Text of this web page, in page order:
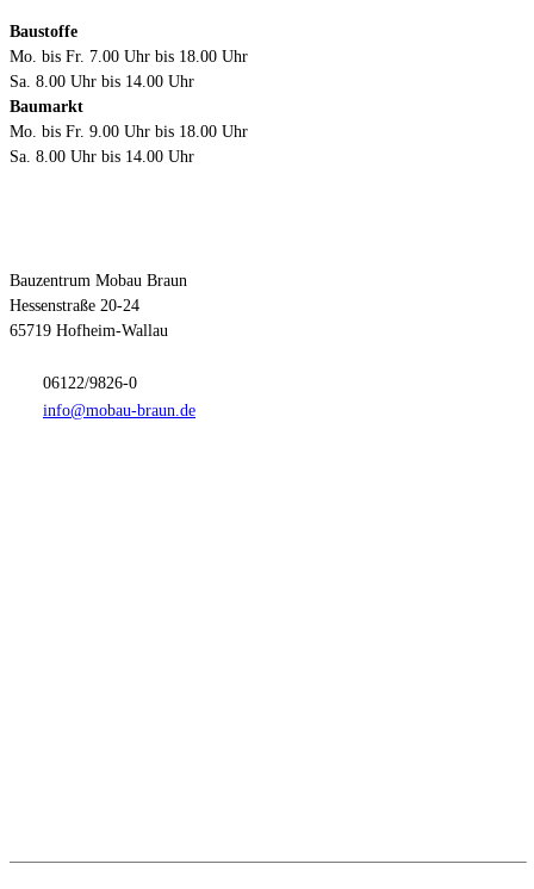
Baustoffe
Mo. bis Fr. 7.00 Uhr bis 18.00 Uhr
Sa. 8.00 Uhr bis 14.00 Uhr
Baumarkt
Mo. bis Fr. 9.00 Uhr bis 18.00 Uhr
Sa. 8.00 Uhr bis 14.00 Uhr
Bauzentrum Mobau Braun
Hessenstraße 20-24
65719 Hofheim-Wallau
06122/9826-0
info@mobau-braun.de